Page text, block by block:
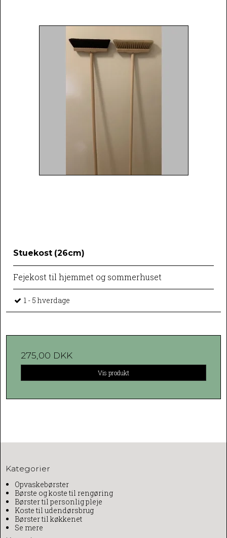
Stuekost (26cm)
Fejekost til hjemmet og sommerhuset
1 - 5 hverdage
275,00 DKK
Vis produkt
Kategorier
Opvaskebørster
Børste og koste til rengøring
Børster til personlig pleje
Koste til udendørsbrug
Børster til køkkenet
Se mere